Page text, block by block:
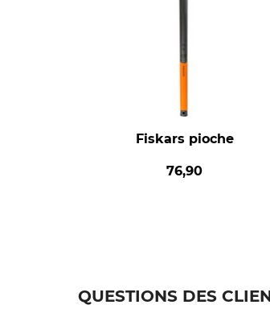
Fiskars pioche
76,90
QUESTIONS DES